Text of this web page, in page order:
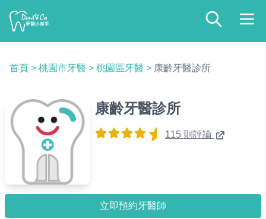
首頁 > 桃園市牙醫 > 桃園區牙醫 > 康齡牙醫診所
康齡牙醫診所
115 則評論
立即預約牙醫師